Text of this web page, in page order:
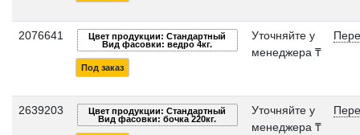
2076641
Цвет продукции: Стандартный
Вид фасовки: ведро 4кг.
Под заказ
Уточняйте у
менеджера ₸
2639203
Цвет продукции: Стандартный
Вид фасовки: бочка 220кг.
Уточняйте у
менеджера ₸